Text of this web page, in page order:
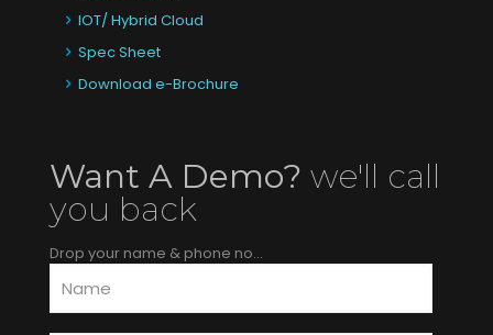
IOT/ Hybrid Cloud
Spec Sheet
Download e-Brochure
Want A Demo? we'll call
you back
Drop your name & phone no...